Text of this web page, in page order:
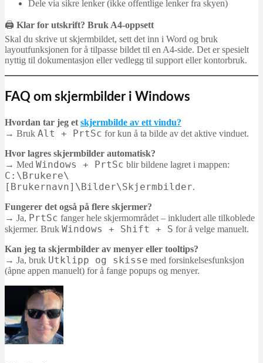
Dele via sikre lenker (ikke offentlige lenker fra skyen)
🖨️ Klar for utskrift? Bruk A4-oppsett
Skal du skrive ut skjermbildet, sett det inn i Word og bruk
layoutfunksjonen for å tilpasse bildet til en A4-side. Det er spesielt
nyttig til dokumentasjon eller vedlegg til support eller kontorbruk.
FAQ om skjermbilder i Windows
Hvordan tar jeg et skjermbilde av ett vindu?
→ Bruk Alt + PrtSc for kun å ta bilde av det aktive vinduet.
Hvor lagres skjermbilder automatisk?
→ Med Windows + PrtSc blir bildene lagret i mappen:
C:\Brukere\
[Brukernavn]\Bilder\Skjermbilder.
Fungerer det også på flere skjermer?
→ Ja, PrtSc fanger hele skjermområdet – inkludert alle tilkoblede
skjermer. Bruk Windows + Shift + S for å velge manuelt.
Kan jeg ta skjermbilder av menyer eller tooltips?
→ Ja, bruk Utklipp og skisse med forsinkelsesfunksjon
(åpne appen manuelt) for å fange popups og menyer.